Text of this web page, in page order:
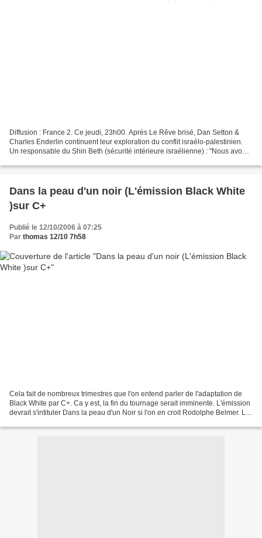
Diffusion : France 2. Ce jeudi, 23h00. Après Le Rêve brisé, Dan Setton &
Charles Enderlin continuent leur exploration du conflit israélo-palestinien.
Un responsable du Shin Beth (sécurité intérieure israélienne) : "Nous avons
Dans la peau d'un noir (L'émission Black White
)sur C+
Publié le 12/10/2006 à 07:25
Par thomas 12/10 7h58
Cela fait de nombreux trimestres que l'on entend parler de l'adaptation de
Black White par C+. Ca y est, la fin du tournage serait imminente. L'émission
devrait s'intituler Dans la peau d'un Noir si l'on en croit Rodolphe Belmer. Le